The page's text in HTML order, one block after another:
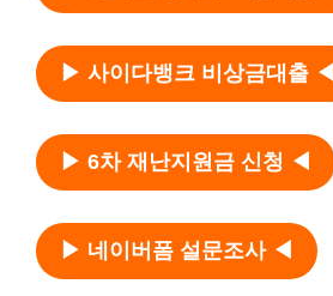
▶ 사이다뱅크 비상금대출 ◀
▶ 6차 재난지원금 신청 ◀
▶ 네이버폼 설문조사 ◀